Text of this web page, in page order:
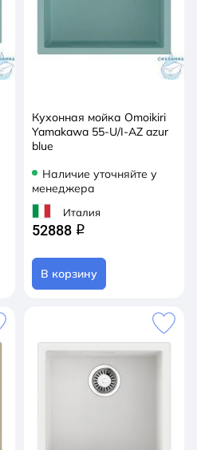
Кухонная мойка Omoikiri
Yamakawa 55-U/I-AZ azur
blue
Наличие уточняйте у
менеджера
Италия
52888 q
В корзину